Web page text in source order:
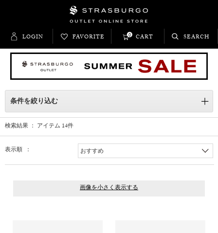
LOGIN FAVORITE CART
0 SEARCH
条件を絞り込む
検索結果 ： アイテム 14件
表示順 ：